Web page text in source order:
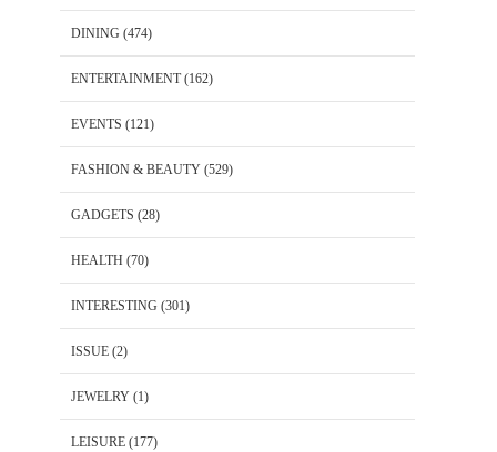
DINING (474)
ENTERTAINMENT(162)
EVENTS (121)
FASHION & BEAUTY (529)
GADGETS (28)
HEALTH (70)
INTERESTING (301)
ISSUE (2)
JEWELRY (1)
LEISURE (177)